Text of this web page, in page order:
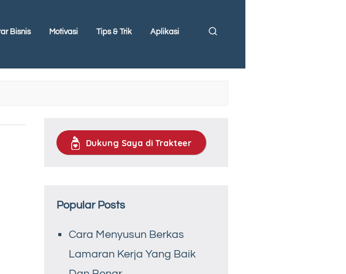
Bisnis Motivasi Tips & Trik Aplikasi
Dukung Saya di Trakteer
Popular Posts
Cara Menyusun Berkas
Lamaran Kerja Yang Baik